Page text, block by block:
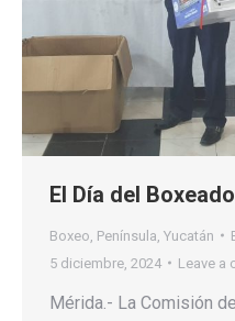
El Día del
Boxeo Península Yucatán
5 diciembre, 2024
Leave a
Mérida.- La Comisión